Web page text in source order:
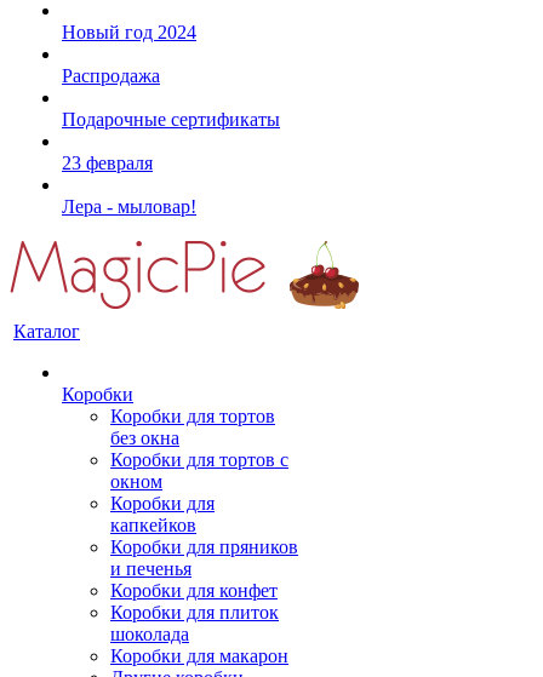
Новый год 2024
Распродажа
Подарочные сертификаты
23 февраля
Лера - мыловар!
Каталог
Коробки
Коробки для тортов
без окна
Коробки для тортов с
окном
Коробки для
капкейков
Коробки для пряников
и печенья
Коробки для конфет
Коробки для плиток
шоколада
Коробки для макарон